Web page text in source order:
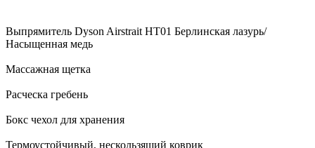
Выпрямитель Dyson Airstrait HT01 Берлинская лазурь/
Насыщенная медь
Массажная щетка
Расческа гребень
Бокс чехол для хранения
Термоустойчивый, нескользящий коврик